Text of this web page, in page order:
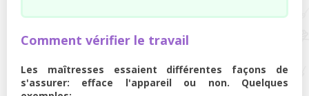
Comment vérifier le travail
Les maîtresses essaient différentes façons de
s'assurer: efface l'appareil ou non. Quelques